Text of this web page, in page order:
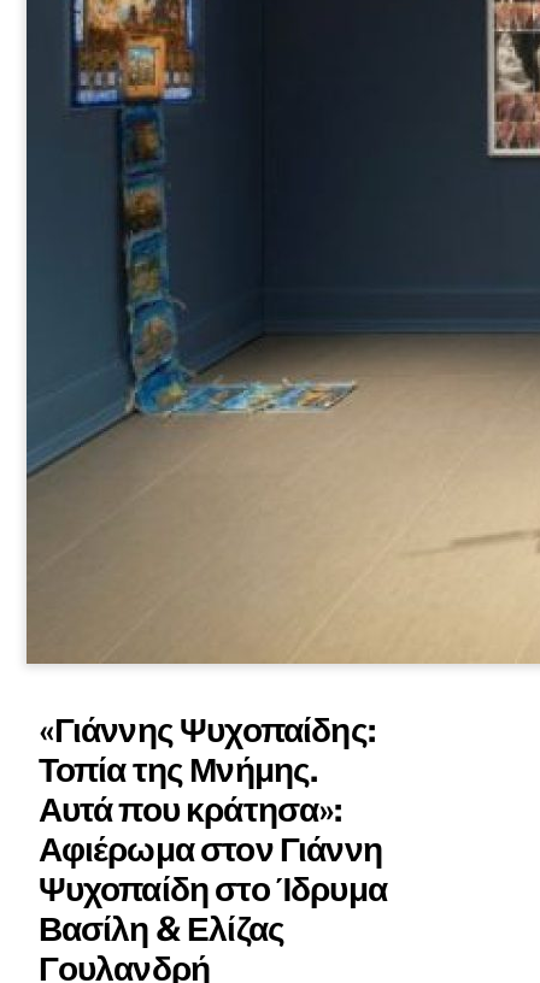
«Γιάννης Ψυχοπαίδης:
Τοπία της Μνήμης.
Αυτά που κράτησα»:
Αφιέρωμα στον Γιάννη
Ψυχοπαίδη στο Ίδρυμα
Βασίλη & Ελίζας
Γουλανδρή